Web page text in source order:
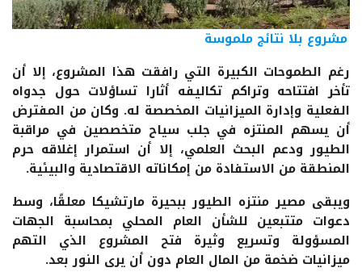
مشروع بلا نتائج ملموسة
رغم الطموحات الكبيرة التي رافقت هذا المشروع، إلا أن
تأخر افتتاحه وتراكم تكاليفه أثارا تساؤلات حول جدواه
الفعلية وإدارة الميزانيات المخصصة له. وكان من المفترض
أن يسهم المنتزه في جلب سياح متخصصين في مراقبة
الطيور ودعم البحث العلمي، إلا أن استمرار إغلاقه حرم
المنطقة من الاستفادة من إمكاناته الاقتصادية والبيئية.
ويبقى مصير منتزه الطيور ببحيرة مارتشيكا معلقًا، وسط
دعوات متتبعين للشأن العام المحلي بمحاسبة الجهات
المسؤولة وتسريع وثيرة فتح المشروع الذي التهم
ميزانيات ضخمة من المال العام دون أن يرى النور بعد.